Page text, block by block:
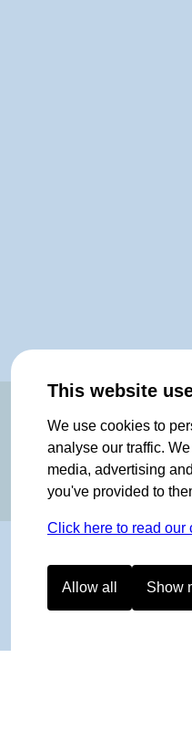
This website
We use cookies to
analyse our traffic.
media, advertising
you've provided to
Click here to read our
Allow all Show